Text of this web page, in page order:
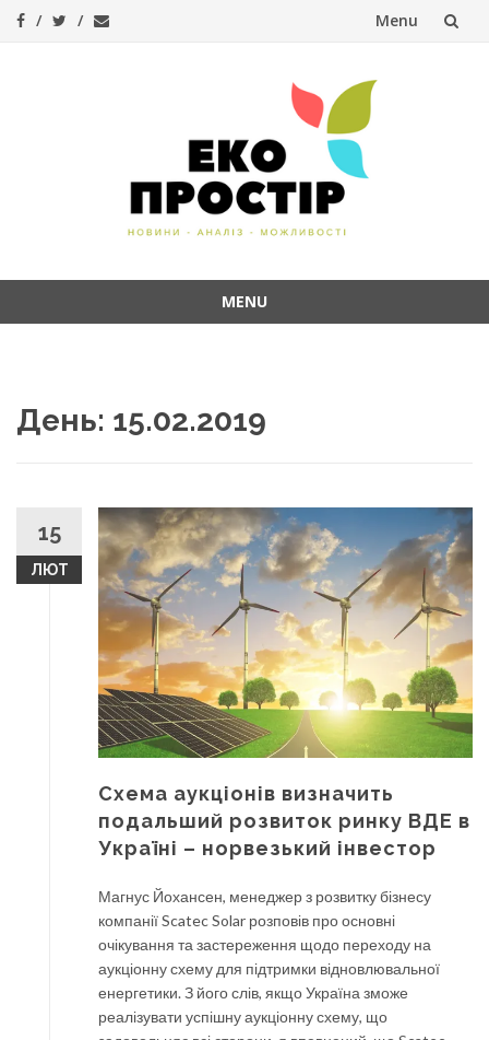
Menu
MENU
День: 15.02.2019
15
ЛЮТ
Схема аукціонів визначить
подальший розвиток ринку ВДЕ в
Україні – норвезький інвестор
Магнус Йохансен, менеджер з розвитку бізнесу
компанії Scatec Solar розповів про основні
очікування та застереження щодо переходу на
аукціонну схему для підтримки відновлювальної
енергетики. З його слів, якщо Україна зможе
реалізувати успішну аукціонну схему, що